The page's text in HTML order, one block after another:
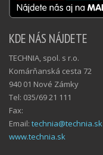
KDE NÁS NÁJDETE
TECHNIA, spol. s r.o.
Komárňanská cesta 72
940 01 Nové Zámky
Tel: 035/69 21 111
Fax:
Email: technia@technia.sk
www.technia.sk